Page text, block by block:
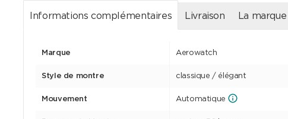
Informations complémentaires Livraison La marque
Marque Aerowatch
Style de montre classique / élégant
Mouvement Automatique